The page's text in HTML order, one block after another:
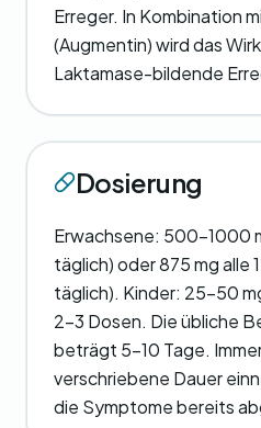
Erreger. In Kombination
(Augmentin) wird das
Laktamase-bildende
Dosierung
Erwachsene: 500-1000
täglich) oder 875 mg alle
täglich). Kinder: 25-50
2-3 Dosen. Die übliche
beträgt 5-10 Tage.
verschriebene Dauer
die Symptome bereits